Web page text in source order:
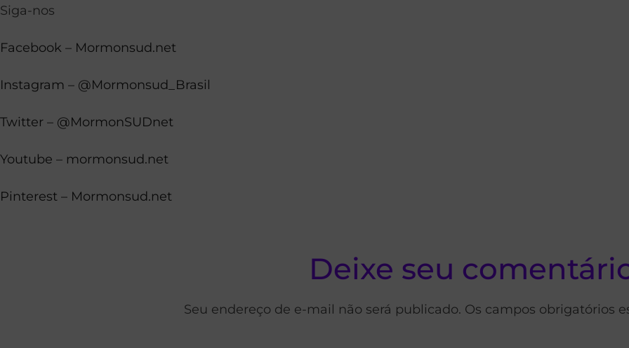
Siga-nos
Facebook – Mormonsud.net
Instagram – @Mormonsud_Brasil
Twitter – @MormonSUDnet
Youtube – mormonsud.net
Pinterest – Mormonsud.net
Deixe seu
Seu endereço de e-mail não será publicado. Os campos obrigatórios